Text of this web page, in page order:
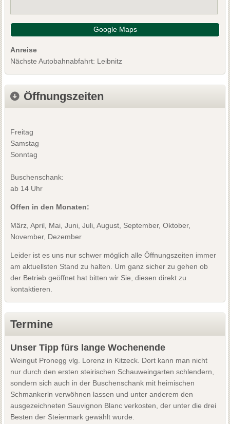
Google Maps
Anreise
Nächste Autobahnabfahrt: Leibnitz
Öffnungszeiten
Freitag
Samstag
Sonntag
Buschenschank:
ab 14 Uhr
Offen in den Monaten:
März, April, Mai, Juni, Juli, August, September, Oktober,
November, Dezember
Leider ist es uns nur schwer möglich alle Öffnungszeiten immer
am aktuellsten Stand zu halten. Um ganz sicher zu gehen ob
der Betrieb geöffnet hat bitten wir Sie, diesen direkt zu
kontaktieren.
Termine
Unser Tipp fürs lange Wochenende
Weingut Pronegg vlg. Lorenz in Kitzeck. Dort kann man nicht
nur durch den ersten steirischen Schauweingarten schlendern,
sondern sich auch in der Buschenschank mit heimischen
Schmankerln verwöhnen lassen und unter anderem den
ausgezeichneten Sauvignon Blanc verkosten, der unter die drei
Besten der Steiermark gewählt wurde.